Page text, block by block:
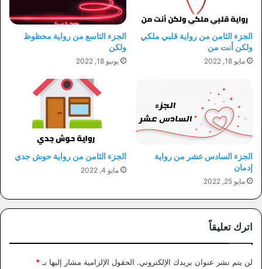
الجزء الثامن من رواية قلبي ملكي
ولكن أنت من
مايو 18, 2022
الجزء التاسع من رواية محظوظ
ولكن
يونيو 18, 2022
الجزء السادس عشر من رواية
إدمان
مايو 25, 2022
الجزء الثامن من رواية حوش جدي
مايو 4, 2022
اترك تعليقاً
لن يتم نشر عنوان بريدك الإلكتروني. الحقول الإلزامية مشار إليها بـ *